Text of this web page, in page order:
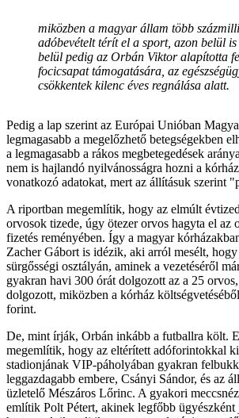
miközben a magyar állam több
adóbevételt térít el a sport, azon belül
belül pedig az Orbán Viktor alapította
focicsapat támogatására, az
csökkentek kilenc éves regnálása alatt.
Pedig a lap szerint az Európai Unióban
legmagasabb a megelőzhető betegségekben
a legmagasabb a rákos megbetegedések
nem is hajlandó nyilvánosságra hozni a
vonatkozó adatokat, mert az állításuk szerint
A riportban megemlítik, hogy az elmúlt
orvosok tizede, úgy ötezer orvos hagyta el az
fizetés reményében. Így a magyar
Zacher Gábort is idézik, aki arról mesélt,
sürgősségi osztályán, aminek a vezetéséről
gyakran havi 300 órát dolgozott az a 25
dolgozott, miközben a kórház
forint.
De, mint írják, Orbán inkább a futballra költ.
megemlítik, hogy az eltérített adóforintokkal
stadionjának VIP-páholyában gyakran
leggazdagabb embere, Csányi Sándor, és az
üzletelő Mészáros Lőrinc. A gyakori
említik Polt Pétert, akinek legfőbb ügyészként